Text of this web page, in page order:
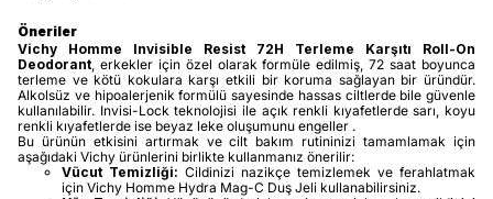
Öneriler
Vichy Homme Invisible Resist 72H Terleme Karşıtı Roll-On
Deodorant , erkekler için özel olarak formüle edilmiş, 72 saat boyunca
terleme ve kötü kokulara karşı etkili bir koruma sağlayan bir üründür.
Alkolsüz ve hipoalerjenik formülü sayesinde hassas ciltlerde bile güvenle
kullanılabilir. Invisi-Lock teknolojisi ile açık renkli kıyafetlerde sarı, koyu
renkli kıyafetlerde ise beyaz leke oluşumunu engeller .
Bu ürünün etkisini artırmak ve cilt bakım rutininizi tamamlamak için
aşağıdaki Vichy ürünlerini birlikte kullanmanız önerilir:
Vücut Temizliği: Cildinizi nazikçe temizlemek ve ferahlatmak
için Vichy Homme Hydra Mag-C Duş Jeli kullanabilirsiniz.